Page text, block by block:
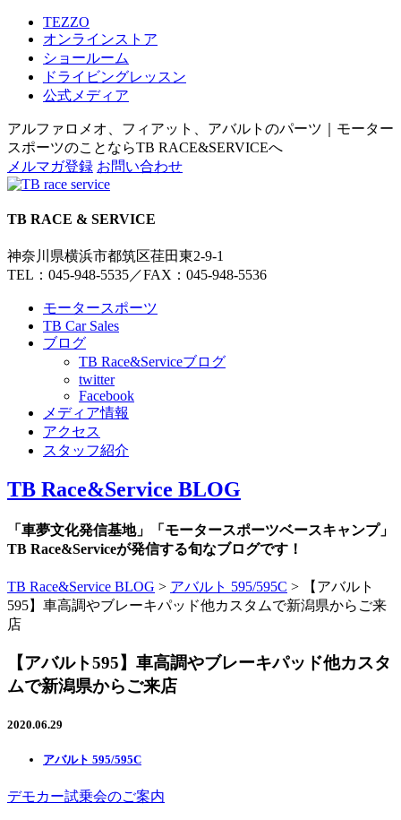
TEZZO
オンラインストア
ショールーム
ドライビングレッスン
公式メディア
アルファロメオ、フィアット、アバルトのパーツ｜モーター
スポーツのことならTB RACE&SERVICEへ
メルマガ登録 お問い合わせ
TB RACE & SERVICE
神奈川県横浜市都筑区荏田東2-9-1
TEL：045-948-5535／FAX：045-948-5536
モータースポーツ
TB Car Sales
ブログ
TB Race&Serviceブログ
twitter
Facebook
メディア情報
アクセス
スタッフ紹介
TB Race&Service BLOG
「車夢文化発信基地」「モータースポーツベースキャンプ」
TB Race&Serviceが発信する旬なブログです！
TB Race&Service BLOG > アバルト 595/595C >
【アバルト
595】車高調やブレーキパッド他カスタムで新潟県からご来
店
【アバルト595】車高調やブレーキパッド他カスタ
ムで新潟県からご来店
2020.06.29
アバルト 595/595C
デモカー試乗会のご案内